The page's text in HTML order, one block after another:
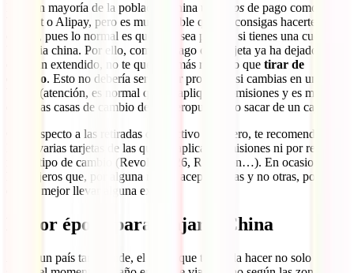
La gran mayoría de la población china usa
apps de pago como
Wechat o Alipay, pero es muy posible que no consigas hacerte una
cuenta, pues lo normal es que solo sea posible si tienes una cuenta
bancaria china. Por ello, como el pago con tarjeta ya ha dejado de
estar tan extendido, no te quedará más remedio que tirar de
efectivo. Esto no debería ser mayor problema si cambias en un
banco (atención, es normal que se apliquen comisiones y es mejor
evitar las casas de cambio de los aeropuertos) o sacar de un cajero.
Con respecto a las retiradas de efectivo en cajero, te recomendamos
llevar varias tarjetas de las que no aplican comisiones ni por retirada
ni por tipo de cambio (Revolut, N26, Rebellion…). En ocasiones,
hay cajeros que, por alguna razón, aceptan unas y no otras, por lo
que es mejor llevar alguna extra.
Mejor época para viajar a China
Al ser un país tan grande, el clima que te pueda hacer no solo varía